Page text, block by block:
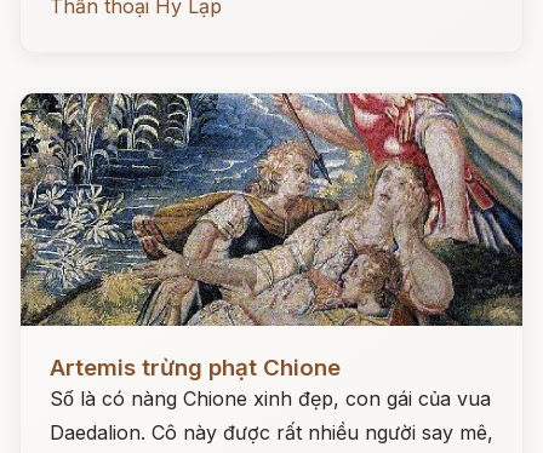
Thần thoại Hy Lạp
Artemis trừng phạt Chione
Số là có nàng Chione xinh đẹp, con gái của vua
Daedalion. Cô này được rất nhiều người say mê,